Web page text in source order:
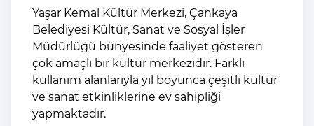
Yaşar Kemal Kültür Merkezi, Çankaya
Belediyesi Kültür, Sanat ve Sosyal İşler
Müdürlüğü bünyesinde faaliyet gösteren
çok amaçlı bir kültür merkezidir. Farklı
kullanım alanlarıyla yıl boyunca çeşitli kültür
ve sanat etkinliklerine ev sahipliği
yapmaktadır.